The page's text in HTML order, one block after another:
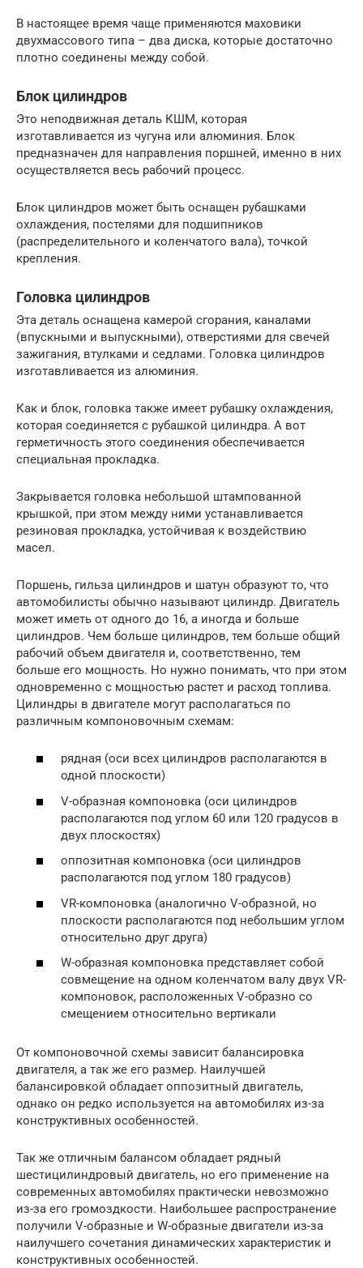
В настоящее время чаще применяются маховики
двухмассового типа – два диска, которые достаточно
плотно соединены между собой.
Блок цилиндров
Это неподвижная деталь КШМ, которая
изготавливается из чугуна или алюминия. Блок
предназначен для направления поршней, именно в них
осуществляется весь рабочий процесс.
Блок цилиндров может быть оснащен рубашками
охлаждения, постелями для подшипников
(распределительного и коленчатого вала), точкой
крепления.
Головка цилиндров
Эта деталь оснащена камерой сгорания, каналами
(впускными и выпускными), отверстиями для свечей
зажигания, втулками и седлами. Головка цилиндров
изготавливается из алюминия.
Как и блок, головка также имеет рубашку охлаждения,
которая соединяется с рубашкой цилиндра. А вот
герметичность этого соединения обеспечивается
специальная прокладка.
Закрывается головка небольшой штампованной
крышкой, при этом между ними устанавливается
резиновая прокладка, устойчивая к воздействию
масел.
Поршень, гильза цилиндров и шатун образуют то, что
автомобилисты обычно называют цилиндр. Двигатель
может иметь от одного до 16, а иногда и больше
цилиндров. Чем больше цилиндров, тем больше общий
рабочий объем двигателя и, соответственно, тем
больше его мощность. Но нужно понимать, что при этом
одновременно с мощностью растет и расход топлива.
Цилиндры в двигателе могут располагаться по
различным компоновочным схемам:
рядная (оси всех цилиндров располагаются в
одной плоскости)
V-образная компоновка (оси цилиндров
располагаются под углом 60 или 120 градусов в
двух плоскостях)
оппозитная компоновка (оси цилиндров
располагаются под углом 180 градусов)
VR-компоновка (аналогично V-образной, но
плоскости располагаются под небольшим углом
относительно друг друга)
W-образная компоновка представляет собой
совмещение на одном коленчатом валу двух VR-
компоновок, расположенных V-образно со
смещением относительно вертикали
От компоновочной схемы зависит балансировка
двигателя, а так же его размер. Наилучшей
балансировкой обладает оппозитный двигатель,
однако он редко используется на автомобилях из-за
конструктивных особенностей.
Так же отличным балансом обладает рядный
шестицилиндровый двигатель, но его применение на
современных автомобилях практически невозможно
из-за его громоздкости. Наибольшее распространение
получили V-образные и W-образные двигатели из-за
наилучшего сочетания динамических характеристик и
конструктивных особенностей.